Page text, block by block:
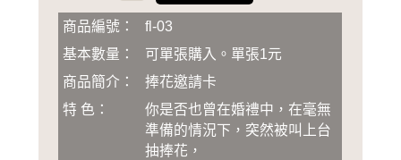
商品編號：
fl-03
基本數量：
可單張購入。單張1元
商品簡介：
捧花邀請卡
特 色：
你是否也曾在婚禮中，在毫無
準備的情況下，突然被叫上台
抽捧花，